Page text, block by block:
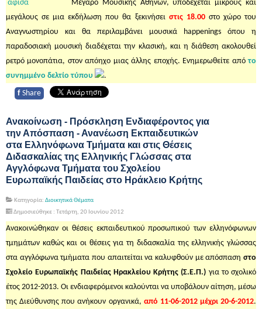
Μέγαρο Μουσικής Αθηνών, υποδέχεται μικρούς και
μεγάλους σε μια εκδήλωση που θα ξεκινήσει στις 18.00στο χώρο του
Αναγνωστηρίου και θα περιλαμβάνει μουσικά happenings όπου η
παραδοσιακή μουσική διαδέχεται την κλασική, και η διάθεση ακολουθεί
ρετρό μονοπάτια, στον απόηχο μιας άλλης εποχής. Ενημερωθείτε απότο
συνημμένο δελτίο τύπου
.
f Share
Ανακοίνωση - Πρόσκληση Ενδιαφέροντος για
την Απόσπαση - Ανανέωση Εκπαιδευτικών
στα Ελληνόφωνα Τμήματα και στις Θέσεις
Διδασκαλίας της Ελληνικής Γλώσσας στα
Αγγλόφωνα Τμήματα του Σχολείου
Ευρωπαϊκής Παιδείας στο Ηράκλειο Κρήτης
Κατηγορία: Διοικητικά Θέματα
Δημοσιεύθηκε : Τετάρτη, 20 Ιουνίου 2012
Ανακοινώθηκαν οι θέσεις εκπαιδευτικού προσωπικού των ελληνόφωνων
τμημάτων καθώς και οι θέσεις για τη διδασκαλία της ελληνικής γλώσσας
στα αγγλόφωνα τμήματα που απαιτείται να καλυφθούν με απόσπαση στο
Σχολείο Ευρωπαϊκής Παιδείας Ηρακλείου Κρήτης (Σ.Ε.Π.) για το σχολικό
έτος 2012-2013. Οι ενδιαφερόμενοι καλούνται να υποβάλουν αίτηση, μέσω
της Διεύθυνσης που ανήκουν οργανικά, από 11-06-2012 μέχρι 20-6-2012.